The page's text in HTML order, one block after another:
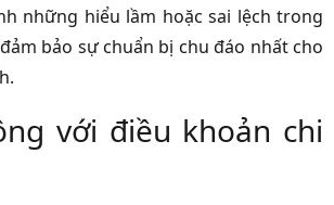
những hiểu lầm hoặc sai lệch trong
bảo sự chuẩn bị chu đáo nhất cho
với điều khoản chi